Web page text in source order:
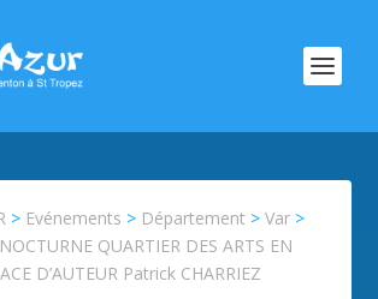
> Evénements > Département >Var >
NOCTURNE QUARTIER DES ARTS EN
D’AUTEUR Patrick CHARRIEZ